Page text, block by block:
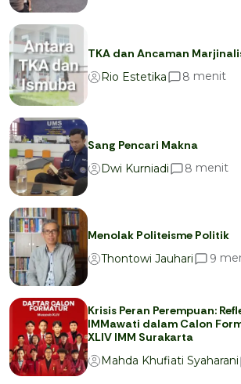
TKA dan Ancaman
Rio Estetika
8 menit
Sang Pencari Makna
Dwi Kurniadi
8 menit
Menolak Politeisme Politik
Thontowi Jauhari
9
Krisis Peran Perempuan:
IMMawati dalam Calon
XLIV IMM Surakarta
Mahda Khufiati Syaharani